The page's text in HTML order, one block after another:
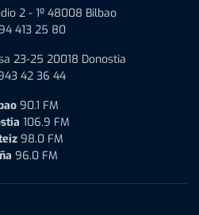
2 - 1º 48008 Bilbao
94 413 25 80
23-25 20018 Donostia
42 36 44
90.1 FM
106.9 FM
98.0 FM
96.0 FM